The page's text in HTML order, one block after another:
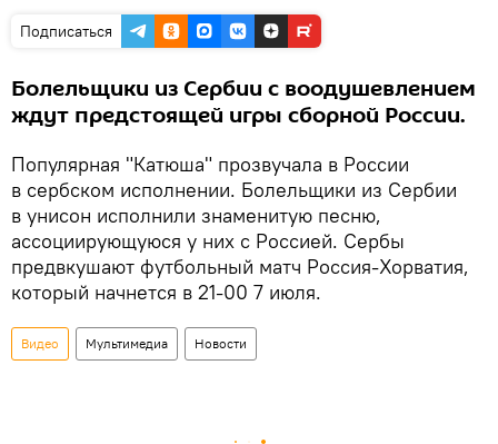
Подписаться
Болельщики из Сербии с воодушевлением
ждут предстоящей игры сборной России.
Популярная "Катюша" прозвучала в России
в сербском исполнении. Болельщики из Сербии
в унисон исполнили знаменитую песню,
ассоциирующуюся у них с Россией. Сербы
предвкушают футбольный матч Россия-Хорватия,
который начнется в 21-00 7 июля.
Видео Мультимедиа Новости